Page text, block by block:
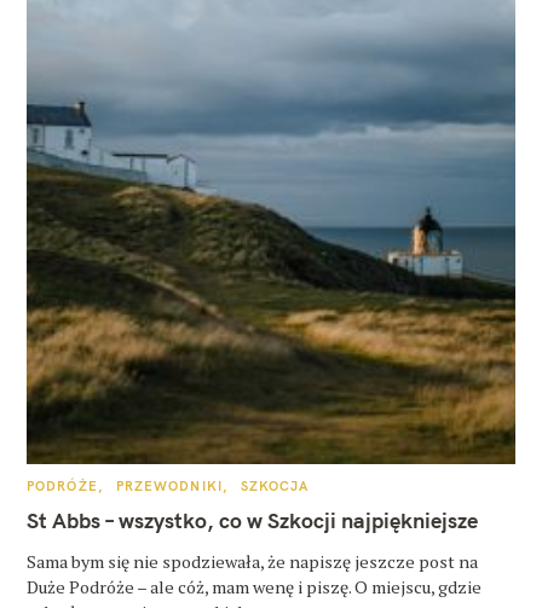
K
T
E
O
R
I
PODRÓŻE PRZEWODNIKI SZKOCJA
St Abbs – wszystko, co w Szkocji najpiękniejsze
Sama bym się nie spodziewała, że napiszę jeszcze post na
Duże Podróże – ale cóż, mam wenę i piszę. O miejscu, gdzie